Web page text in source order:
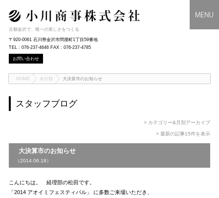
古都金沢で、唯一の美しさをつくる
〒920-0061 石川県金沢市問屋町1丁目59番地
TEL : 076-237-4646 FAX : 076-237-4785
お問い合わせ
HOME 未分類 大決算市のお知らせ
スタッフブログ
> カテゴリー&月別アーカイブ
> 最新の記事15件を表示
大決算市のお知らせ
（2014.06.18）
こんにちは。 経理部の松田です。
「2014 アオイミフェスティバル」 に多数ご来場いただき、